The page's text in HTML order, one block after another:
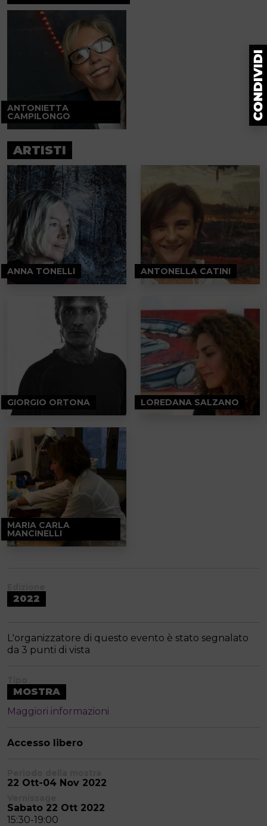
ANTONIETTA
CAMPILONGO
ARTISTI
ANNA TONELLI ANTONELLA CATINI
GIORGIO ORTONA LOREDANA SALZANO
MARIA CARLA
MANCINELLI
2022
L'organizzatore di questo evento è stato segnalato
da 3 punti di vista
MOSTRA
Maggiori informazioni
Accesso libero
22 Ott-04 Nov 2022
Sabato 22 Ott 2022
15:30-19:00